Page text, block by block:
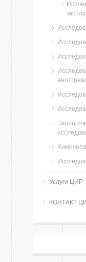
Услуги ЦИР
КОНТАКТ